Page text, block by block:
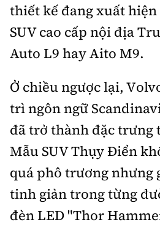
thiết kế đang xuất
SUV cao cấp nội địa
Auto L9 hay Aito M9.
Ở chiều ngược lại,
trì ngôn ngữ
đã trở thành đặc trưng
Mẫu SUV Thụy Điển
quá phô trương nhưng
tinh giản trong từng
đèn LED "Thor